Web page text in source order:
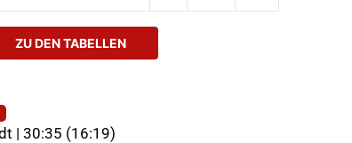
ZU DEN TABELLEN
| 30:35 (16:19)